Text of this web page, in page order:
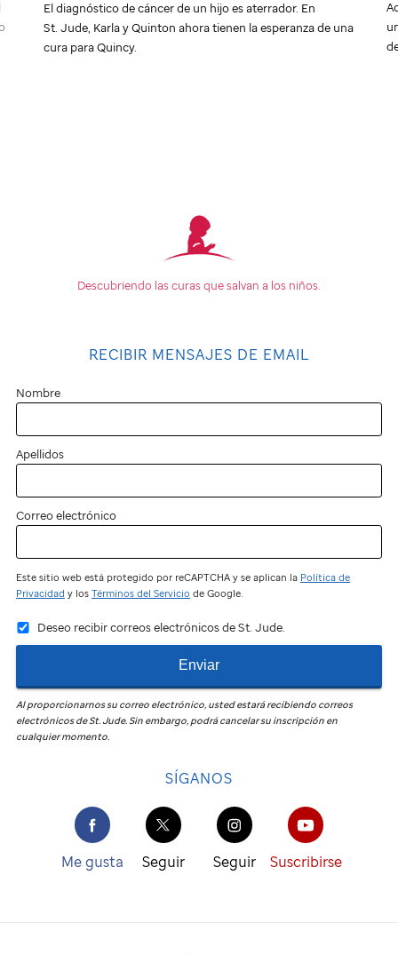
El diagnóstico de cáncer de un hijo es aterrador. En
St. Jude, Karla y Quinton ahora tienen la esperanza de una
cura para Quincy.
Descubriendo las curas quesalvan a los niños.
RECIBIR MENSAJES DE EMAIL
Nombre
Apellidos
Correo electrónico
Este sitio web está protegido por reCAPTCHA y se aplican la Política de
Privacidad y los Términos del Servicio de Google.
Deseo recibir correos electrónicos de St. Jude.
Enviar
Al proporcionarnos su correo electrónico, usted estará recibiendo correos
electrónicos deSt. Jude.Sin embargo, podrá cancelar su inscripción en
cualquier momento.
SÍGANOS
Me gusta Seguir Seguir Suscribirse